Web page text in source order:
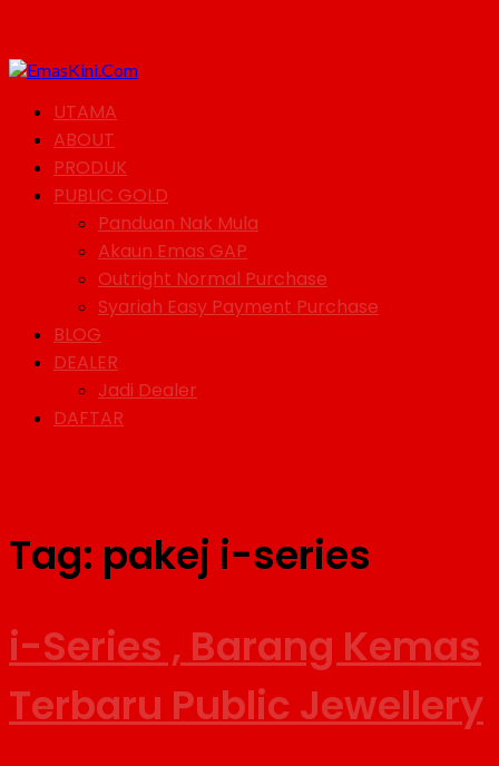
UTAMA
ABOUT
PRODUK
PUBLIC GOLD
Panduan Nak Mula
Akaun Emas GAP
Outright Normal Purchase
Syariah Easy Payment Purchase
BLOG
DEALER
Jadi Dealer
DAFTAR
Tag: pakej i-series
i-Series , Barang Kemas
Terbaru Public Jewellery